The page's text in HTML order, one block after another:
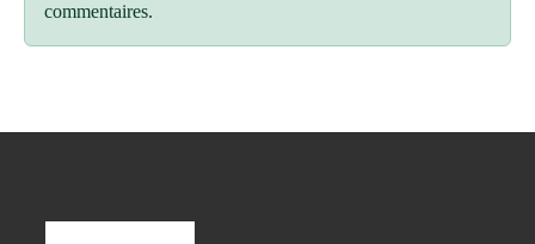
commentaires.